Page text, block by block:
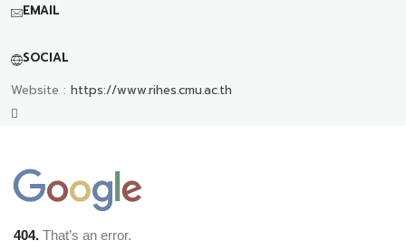
EMAIL
SOCIAL
Website : https://www.rihes.cmu.ac.th